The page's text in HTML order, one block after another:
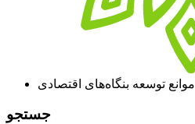
موانع توسعه بنگاه‌های اقتصادی
جستجو